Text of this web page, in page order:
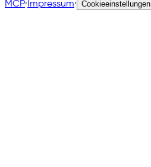
MCP· Impressum· Cookieeinstellungen